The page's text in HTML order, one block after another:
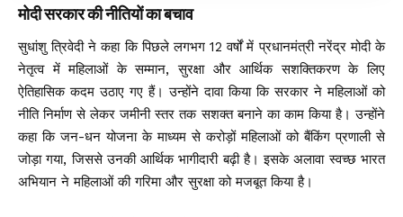
मोदी सरकार की नीतियों का बचाव
सुधांशु त्रिवेदी ने कहा कि पिछले लगभग 12 वर्षों में प्रधानमंत्री नरेंद्र मोदी के
नेतृत्व में महिलाओं के सम्मान, सुरक्षा और आर्थिक सशक्तिकरण के लिए
ऐतिहासिक कदम उठाए गए हैं। उन्होंने दावा किया कि सरकार ने महिलाओं को
नीति निर्माण से लेकर जमीनी स्तर तक सशक्त बनाने का काम किया है। उन्होंने
कहा कि जन-धन योजना के माध्यम से करोड़ों महिलाओं को बैंकिंग प्रणाली से
जोड़ा गया, जिससे उनकी आर्थिक भागीदारी बढ़ी है। इसके अलावा स्वच्छ भारत
अभियान ने महिलाओं की गरिमा और सुरक्षा को मजबूत किया है।